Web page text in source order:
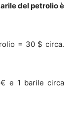
del petrolio è
= 30 $ circa.
e 1 barile circa